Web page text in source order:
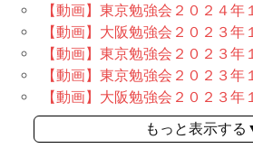
【動画】東京勉強会２０２４年
【動画】大阪勉強会２０２３年
【動画】東京勉強会２０２３年
【動画】東京勉強会２０２３年
【動画】大阪勉強会２０２３年
もっと表示す